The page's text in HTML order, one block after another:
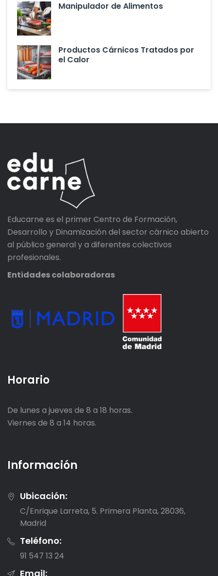
Manipulador de Alimentos
Productos Cárnicos Tratados por
el Calor
Educarne es el primer Centro de Formación,
Desarrollo y Dinamización del sector cárnico abierto
al público general y a diferentes colectivos
profesionales.
Entidades colaboradoras
Horario
De lunes a jueves de 8 a 18 horas.
Viernes de 8 a 14 horas.
Información
Ubicación:
C/Enrique Larreta, 5. Primera Planta, 28036,
Madrid
Teléfono:
91 547 13 24
Email: